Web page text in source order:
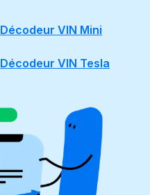
Décodeur VIN Mini
Décodeur VIN Tesla